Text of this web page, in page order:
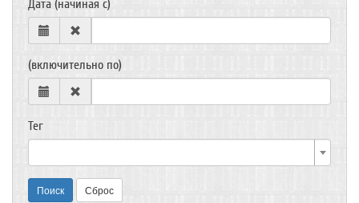
Дата (начиная с)
(включительно по)
Тег
Поиск Сброс